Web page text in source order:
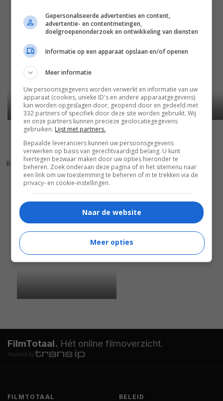
5,7
Road House (1989)
FilmTotaal. Hét online filmoverzicht.
hosted by
FILMTOTAAL BELEID
Gepersonaliseerde advertenties en content,
advertentie- en contentmetingen,
doelgroepenonderzoek en ontwikkeling van diensten
Informatie op een apparaat opslaan en/of openen
Meer informatie
Uw persoonsgegevens worden verwerkt en informatie van uw
apparaat (cookies, unieke ID's en andere apparaatgegevens)
kan worden opgeslagen door, geopend door en gedeeld met
332 partners of specifiek door deze site worden gebruikt. Wij
en onze partners kunnen precieze geolocatiegegevens
gebruiken. Lijst met partners.
Bepaalde leveranciers kunnen uw persoonsgegevens
verwerken op basis van gerechtvaardigd belang. U kunt
hiertegen bezwaar maken door uw opties hieronder te
beheren. Zoek onderaan deze pagina of in het sitemenu naar
een link om uw toestemming te beheren of in te trekken via de
privacy- en cookie-instellingen.
Naar de website
Meer opties